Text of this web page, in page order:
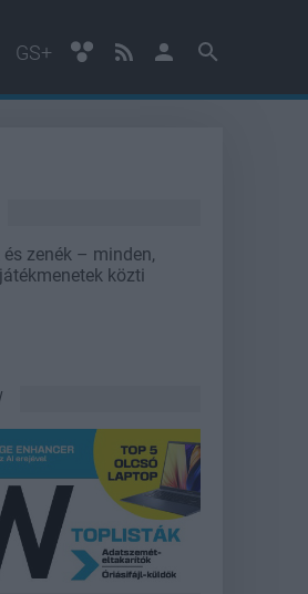
GS+
zenék – minden,
közti